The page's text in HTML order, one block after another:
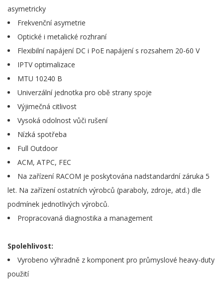
asymetricky
Frekvenční asymetrie
Optické i metalické rozhraní
Flexibilní napájení DC i PoE napájení s rozsahem 20-60 V
IPTV optimalizace
MTU 10240 B
Univerzální jednotka pro obě strany spoje
Výjimečná citlivost
Vysoká odolnost vůči rušení
Nízká spotřeba
Full Outdoor
ACM, ATPC, FEC
Na zařízení RACOM je poskytována nadstandardní záruka 5
let. Na zařízení ostatních výrobců (paraboly, zdroje, atd.) dle
podmínek jednotlivých výrobců.
Propracovaná diagnostika a management
Spolehlivost:
Vyrobeno výhradně z komponent pro průmyslové heavy-duty
použití